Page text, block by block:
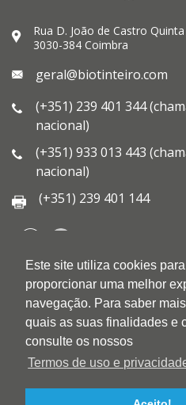
Este site utiliza cookies
proporcionar uma melhor
navegação. Para saber
quais as suas finalidades e
consulte os nossos
Termos de uso e
Rua D. João de Castro
3030-384 Coimbra
geral@biotinteiro.com
(+351) 239 401 344
nacional)
(+351) 933 013 443
nacional)
(+351) 239 401 144
QUEM SOMOS
QUALIDADE
AMBIENTE
BLOG
CONTACTOS